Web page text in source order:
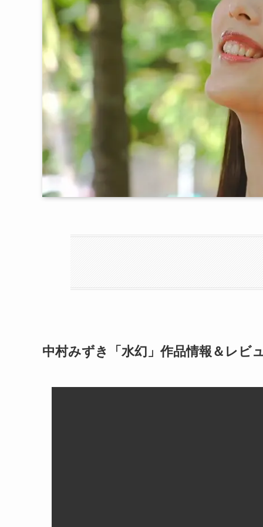
中村みずき「水幻」作品情報＆レビ